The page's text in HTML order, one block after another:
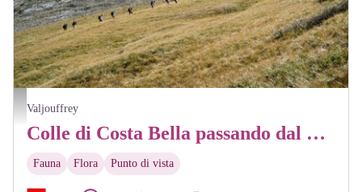
Randonneurs au col de Côte-Belle - Christophe Albert - PNE
Valjouffrey
Colle di Costa Bella passando dal Deserto
Fauna Flora Punto di vista